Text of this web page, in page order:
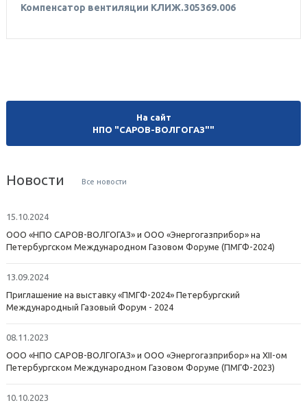
На сайт
НПО "САРОВ-ВОЛГОГАЗ""
Новости Все новости
15.10.2024
ООО «НПО САРОВ-ВОЛГОГАЗ» и ООО «Энергогазприбор» на
Петербургском Международном Газовом Форуме (ПМГФ-2024)
13.09.2024
Приглашение на выставку «ПМГФ-2024» Петербургский
Международный Газовый Форум - 2024
08.11.2023
ООО «НПО САРОВ-ВОЛГОГАЗ» и ООО «Энергогазприбор» на XII-ом
Петербургском Международном Газовом Форуме (ПМГФ-2023)
10.10.2023
Компенсатор вентиляции КЛИЖ.305369.006